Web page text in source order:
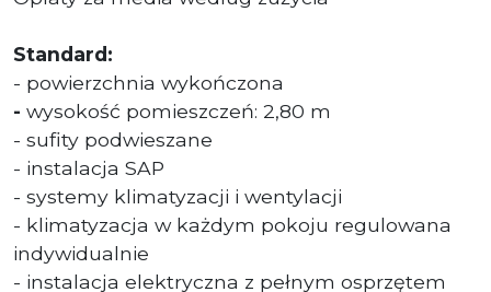
Standard:
- powierzchnia wykończona
- wysokość pomieszczeń: 2,80 m
- sufity podwieszane
- instalacja SAP
- systemy klimatyzacji i wentylacji
- klimatyzacja w każdym pokoju regulowana
indywidualnie
- instalacja elektryczna z pełnym osprzętem